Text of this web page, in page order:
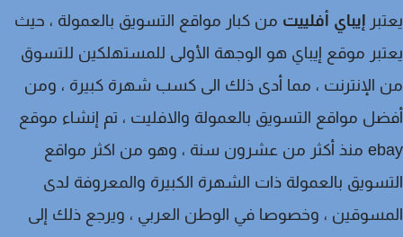
إيباي أفلييتمن كبار مواقع التسويق بالعمولة ، حيث
موقع إيباي هو الوجهة الأولى للمستهلكين للتسوق
الإنترنت ، مما أدى ذلك الى كسب شهرة كبيرة ، ومن
مواقع التسويق بالعمولة والافليت ، تم إنشاء موقع
ebay منذ أكثر من عشرون سنة ، وهو من اكثر مواقع
بالعمولة ذات الشهرة الكبيرة والمعروفة لدى
، وخصوصا في الوطن العربي ، ويرجع ذلك إلى